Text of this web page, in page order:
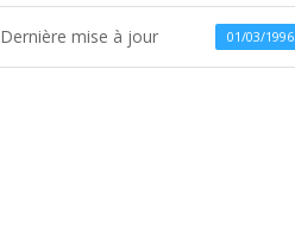
Dernière mise à jour 01/03/1996